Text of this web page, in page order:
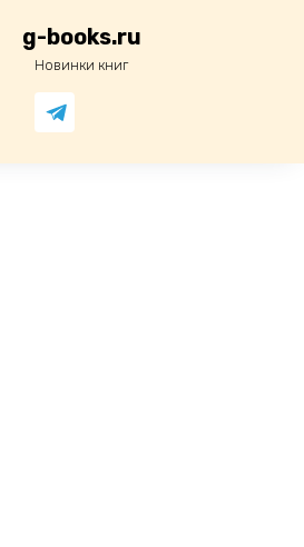
g-books.ru
Новинки книг